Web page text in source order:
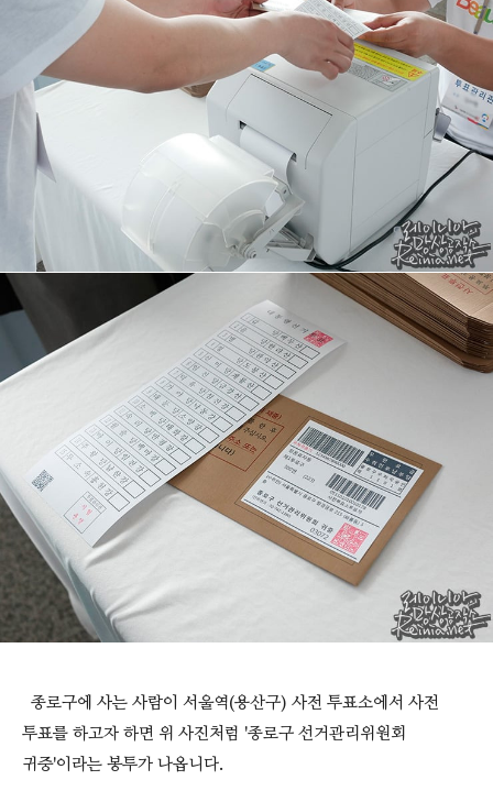
종로구에 사는 사람이 서울역(용산구) 사전 투표소에서 사전
투표를 하고자 하면 위 사진처럼 '종로구 선거관리위원회
귀중'이라는 봉투가 나옵니다.